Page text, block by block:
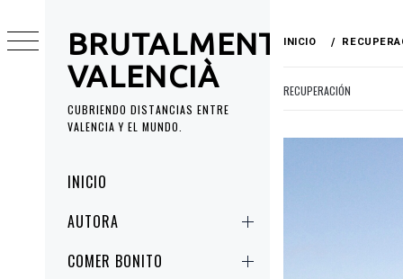
BRUTALMENT
VALENCIÀ
CUBRIENDO DISTANCIAS ENTRE
VALENCIA Y EL MUNDO.
Menú
principal
INICIO
AUTORA
COMER BONITO
al
contenido
INICIO
RECUPERACIÓN